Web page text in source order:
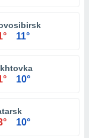
11°
10°
10°